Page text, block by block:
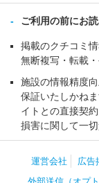
ご利用の前にお読
掲載のクチコミ
無断複写・転載
施設の情報精度
保証いたしかね
イトとの直接契
損害に関して一
運営会社 広告